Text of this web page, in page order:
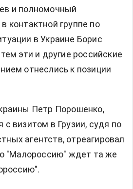
и полномочный
контактной группе по
в Украине Борис
эти и другие российские
отнеслись к позиции
Петр Порошенко,
с визитом в Грузии, судя по
агентств, отреагировал
"Малороссию" ждет та же